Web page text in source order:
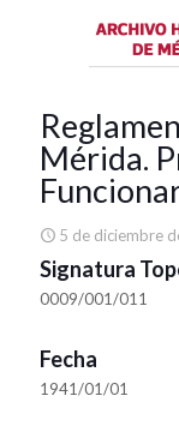
Mérida.
5 de diciembre
Signatura
0009/001/011
Fecha
1941/01/01